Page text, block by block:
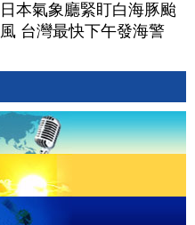
日本氣象廳緊盯白海豚颱
風 台灣最快下午發海警